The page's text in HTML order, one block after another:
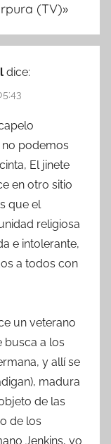
(TV)»
dice:
no podemos
El jinete
en otro sitio
que el
religiosa
e intolerante,
a todos con
un veterano
busca a los
y allí se
madura
de las
de los
Jenkins, yo